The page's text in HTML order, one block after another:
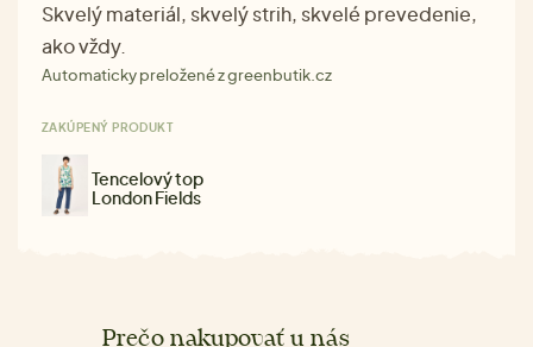
Skvelý materiál, skvelý strih, skvelé prevedenie,
ako vždy.
Automaticky preložené z greenbutik.cz
ZAKÚPENÝ PRODUKT
Tencelový top
London Fields
Prečo nakupovať u nás